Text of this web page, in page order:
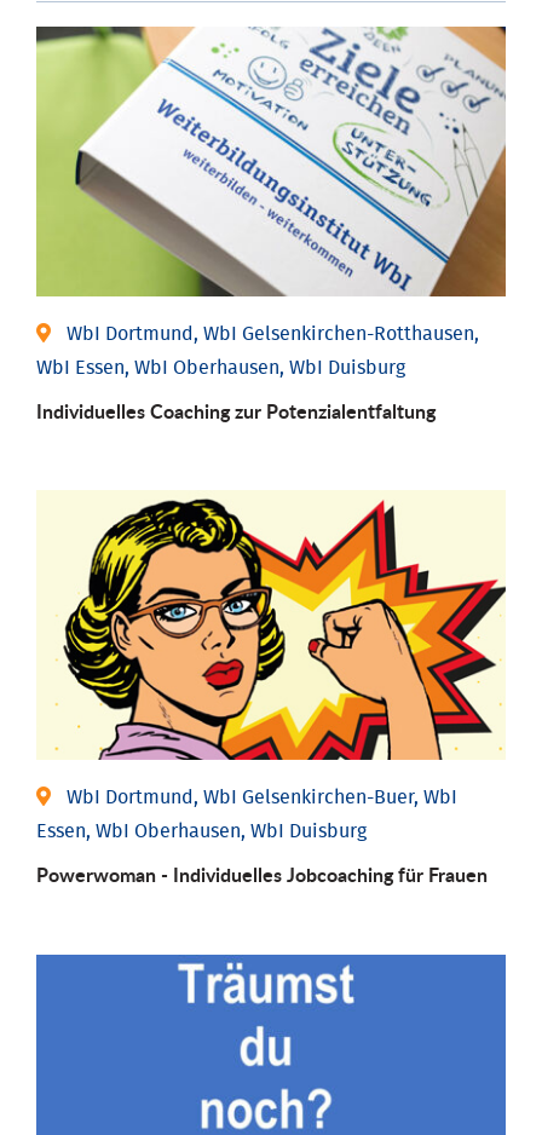
WbI Dortmund, WbI Gelsenkirchen-Rotthausen,
WbI Essen, WbI Oberhausen, WbI Duisburg
Individuelles Coaching zur Potenzialentfaltung
WbI Dortmund, WbI Gelsenkirchen-Buer, WbI
Essen, WbI Oberhausen, WbI Duisburg
Powerwoman - Individu­elles Job­coaching für Frauen